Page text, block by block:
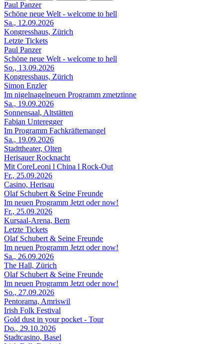
Paul Panzer
Schöne neue Welt - welcome to hell
Sa., 12.09.2026
Kongresshaus, Zürich
Letzte Tickets
Paul Panzer
Schöne neue Welt - welcome to hell
So., 13.09.2026
Kongresshaus, Zürich
Simon Enzler
Im nigelnagelneuen Programm zmetztinne
Sa., 19.09.2026
Sonnensaal, Altstätten
Fabian Unteregger
Im Programm Fachkräftemangel
Sa., 19.09.2026
Stadttheater, Olten
Herisauer Rocknacht
Mit CoreLeoni l China l Rock-Out
Fr., 25.09.2026
Casino, Herisau
Olaf Schubert & Seine Freunde
Im neuen Programm Jetzt oder now!
Fr., 25.09.2026
Kursaal-Arena, Bern
Letzte Tickets
Olaf Schubert & Seine Freunde
Im neuen Programm Jetzt oder now!
Sa., 26.09.2026
The Hall, Zürich
Olaf Schubert & Seine Freunde
Im neuen Programm Jetzt oder now!
So., 27.09.2026
Pentorama, Amriswil
Irish Folk Festival
Gold dust in your pocket - Tour
Do., 29.10.2026
Stadtcasino, Basel